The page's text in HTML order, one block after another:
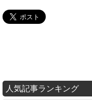
人気記事ランキング